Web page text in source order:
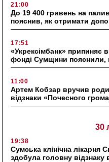
21:00
До 19 400 гривень на
пояснив, як отримати
17:51
«Укрексімбанк» припиняє
фонді Сумщини
11:00
Артем Кобзар вручив
відзнаки «Почесного
30
19:38
Сумська клінічна лікарня
здобула головну відзнаку